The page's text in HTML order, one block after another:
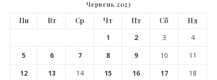
Червень 2023
Пн Вт Ср Чт Пт Сб
Нд
1
2 3
4
5
6 7 8 9 10
11
12
13 14 15 16 17
18